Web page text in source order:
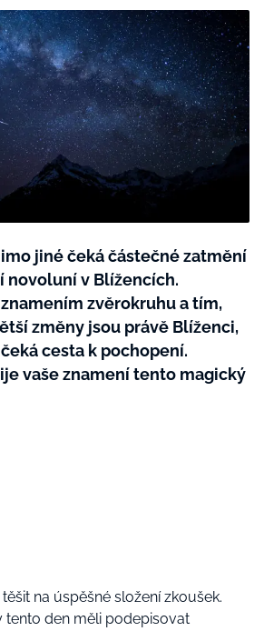
BurdaMedia
Extra
SVĚT ŽENY - 599 KČ
jiné čeká částečné zatmění
novoluní v Blížencích.
zvěrokruhu a tím,
změny jsou právě Blíženci,
cesta k pochopení.
vaše znamení tento magický
na úspěšné složení zkoušek.
tento den měli podepisovat